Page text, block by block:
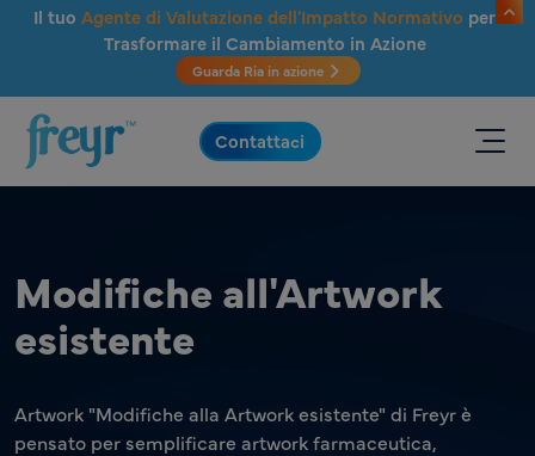
Salta al contenuto principale
Il tuo Agente di Valutazione dell'Impatto Normativo per
Trasformare il Cambiamento in Azione
Guarda Ria in azione
.
Contattaci
Modifiche all'Artwork
esistente
Artwork "Modifiche alla Artwork esistente" di Freyr è
pensato per semplificare artwork farmaceutica,